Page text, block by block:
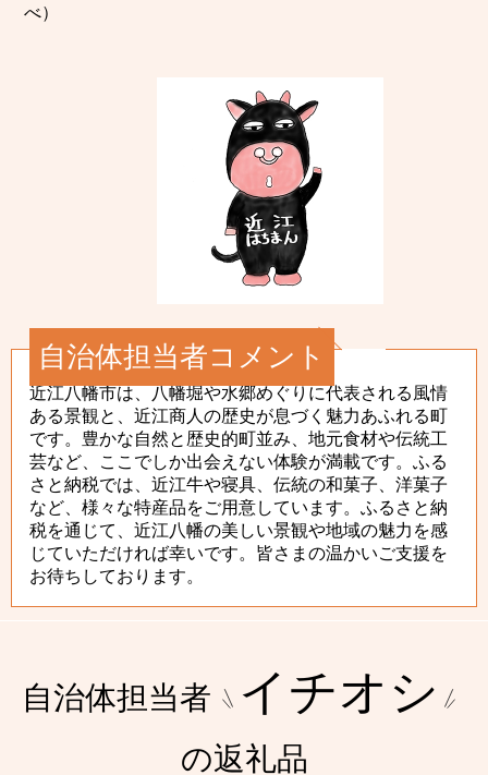
べ）
自治体担当者コメント
近江八幡市は、八幡堀や水郷めぐりに代表される風情
ある景観と、近江商人の歴史が息づく魅力あふれる町
です。豊かな自然と歴史的町並み、地元食材や伝統工
芸など、ここでしか出会えない体験が満載です。ふる
さと納税では、近江牛や寝具、伝統の和菓子、洋菓子
など、様々な特産品をご用意しています。ふるさと納
税を通じて、近江八幡の美しい景観や地域の魅力を感
じていただければ幸いです。皆さまの温かいご支援を
お待ちしております。
自治体担当者 イチオシ
の返礼品